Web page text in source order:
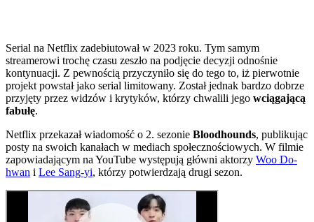
Serial na Netflix zadebiutował w 2023 roku. Tym samym
streamerowi trochę czasu zeszło na podjęcie decyzji odnośnie
kontynuacji. Z pewnością przyczyniło się do tego to, iż pierwotnie
projekt powstał jako serial limitowany. Został jednak bardzo dobrze
przyjęty przez widzów i krytyków, którzy chwalili jego wciągającą
fabułę.
Netflix przekazał wiadomość o 2. sezonie Bloodhounds, publikując
posty na swoich kanałach w mediach społecznościowych. W filmie
zapowiadającym na YouTube występują główni aktorzy Woo Do-
hwan i Lee Sang-yi, którzy potwierdzają drugi sezon.